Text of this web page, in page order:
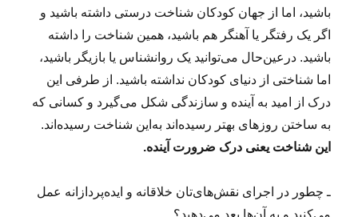
باشید، اما از جهان کودکان شناخت درستی داشته باشید و
اگر یک رفتگر یا آهنگر هم باشید، همین شناخت را داشته
باشید. درعین‌حال می‌توانید یک روانشناس یا بازیگر باشید،
اما شناختی از دنیای کودکان نداشته باشید. از طرفی این
درک از امید به آینده و سازندگی شکل می‌گیرد و کسانی که
به ساختن روزهای بهتر رسیده‌اند به‌این شناخت رسیده‌اند.
این شناخت یعنی درک ضرورت آینده.
ـ چطور در اجرای نقش‌های‌تان خلاقانه و ایده‌پردازانه عمل
می‌کنید و به آن‌ها بعد می‌دهید؟